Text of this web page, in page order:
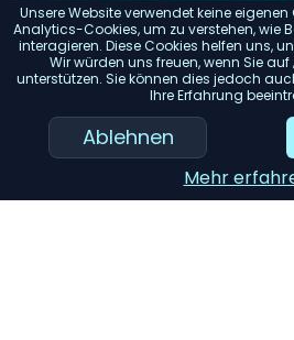
Unsere Website verwendet keine
Analytics-Cookies, um zu verstehen, wie
interagieren. Diese Cookies helfen uns,
Wir würden uns freuen, wenn Sie auf
unterstützen. Sie können dies jedoch
Ihre Erfahrung
Ablehnen
Mehr
Verfügung steht. Messen Sie
Kommode aufstellen möchten,
sie passt.
Konstruktion der Schubladen:
Schubladen mit
diese stabiler sind.
zudem einen einfachen Zugriff